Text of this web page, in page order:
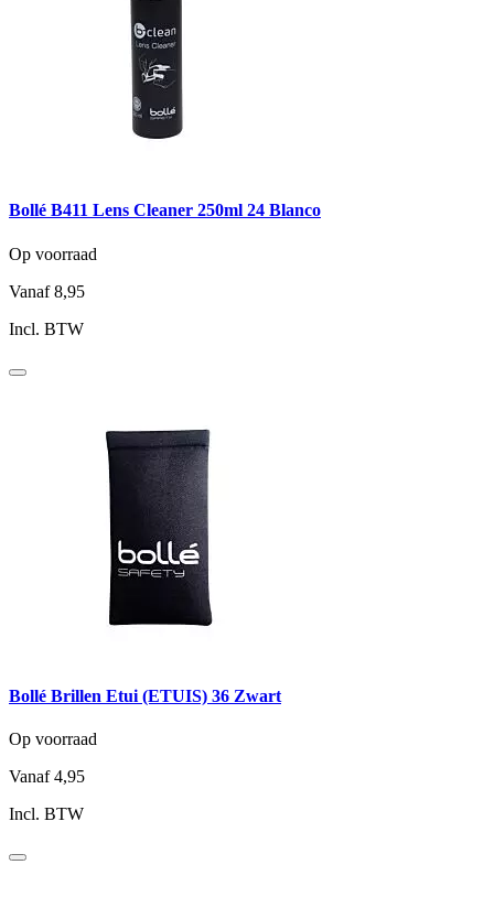
Bollé B411 Lens Cleaner 250ml 24 Blanco
Op voorraad
Vanaf 8,95
Incl. BTW
Bollé Brillen Etui (ETUIS) 36 Zwart
Op voorraad
Vanaf 4,95
Incl. BTW